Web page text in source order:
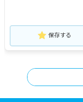
保存する